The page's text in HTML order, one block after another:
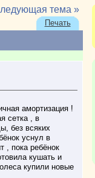
тема »
Печать
амортизация !
сетка , в
без всяких
уснул в
, пока ребёнок
кушать и
купили новые